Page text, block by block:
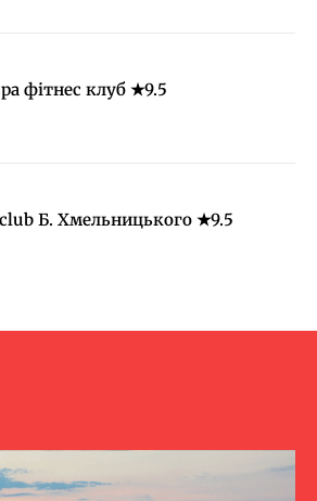
фітнес клуб ★9.5
Б. Хмельницького ★9.5